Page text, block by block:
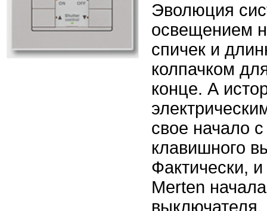
Эволюция
освещением
спичек и
колпачком
конце. А
свое начало
клавишного
Фактически,
Merten